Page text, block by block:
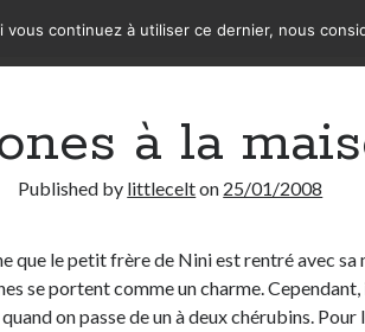
à la
Published by littlecelton 25/01/2008
que le petit frère de Nini est rentré avec sa
se portent comme un charme. Cependant,
on passe de un à deux chérubins. Pour
continuez à utiliser ce dernier, nous